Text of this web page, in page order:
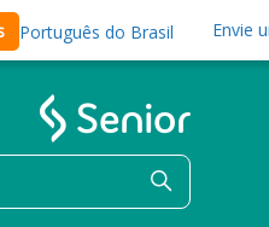
Português do Brasil Envie